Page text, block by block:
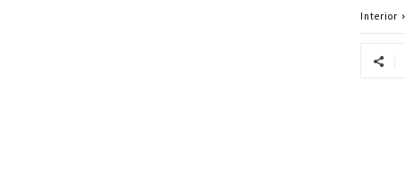
Interior